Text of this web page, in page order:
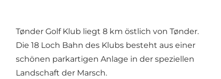
Tønder Golf Klub liegt 8 km östlich von Tønder.
Die 18 Loch Bahn des Klubs besteht aus einer
schönen parkartigen Anlage in der speziellen
Landschaft der Marsch.